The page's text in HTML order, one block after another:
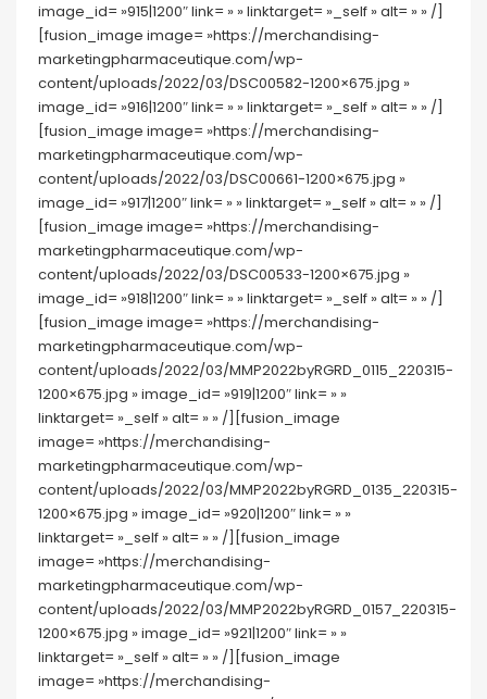
image_id= »915|1200″ link= » » linktarget= »_self » alt= » » /]
[fusion_image image= »https://merchandising-
marketingpharmaceutique.com/wp-
content/uploads/2022/03/DSC00582-1200×675.jpg »
image_id= »916|1200″ link= » » linktarget= »_self » alt= » » /]
[fusion_image image= »https://merchandising-
marketingpharmaceutique.com/wp-
content/uploads/2022/03/DSC00661-1200×675.jpg »
image_id= »917|1200″ link= » » linktarget= »_self » alt= » » /]
[fusion_image image= »https://merchandising-
marketingpharmaceutique.com/wp-
content/uploads/2022/03/DSC00533-1200×675.jpg »
image_id= »918|1200″ link= » » linktarget= »_self » alt= » » /]
[fusion_image image= »https://merchandising-
marketingpharmaceutique.com/wp-
content/uploads/2022/03/MMP2022byRGRD_0115_220315-
1200×675.jpg » image_id= »919|1200″ link= » »
linktarget= »_self » alt= » » /][fusion_image
image= »https://merchandising-
marketingpharmaceutique.com/wp-
content/uploads/2022/03/MMP2022byRGRD_0135_220315-
1200×675.jpg » image_id= »920|1200″ link= » »
linktarget= »_self » alt= » » /][fusion_image
image= »https://merchandising-
marketingpharmaceutique.com/wp-
content/uploads/2022/03/MMP2022byRGRD_0157_220315-
1200×675.jpg » image_id= »921|1200″ link= » »
linktarget= »_self » alt= » » /][fusion_image
image= »https://merchandising-